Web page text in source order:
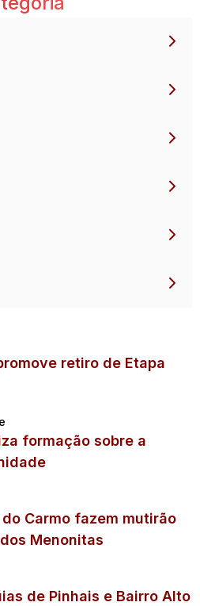
retiro de Etapa
formação sobre a
Carmo fazem mutirão
Menonitas
de Pinhais e Bairro Alto